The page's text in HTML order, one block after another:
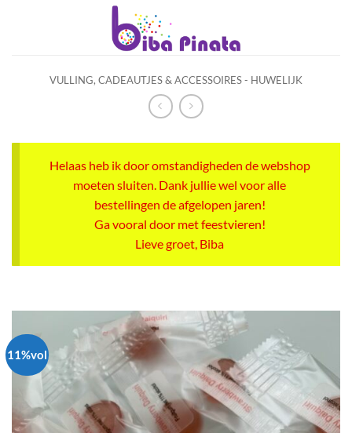
VULLING, CADEAUTJES & ACCESSOIRES - HUWELIJK
Helaas heb ik door omstandigheden de webshop
moeten sluiten. Dank jullie wel voor alle
bestellingen de afgelopen jaren!
Ga vooral door met feestvieren!
Lieve groet, Biba
11%vol